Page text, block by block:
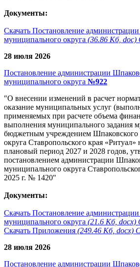
Документы:
Скачать Постановление
муниципального округа (36.86 Кб, doc)
28 июля 2026
Постановление администрации
муниципального округа №922
"О внесении изменений в расчет
оказание муниципальных услуг
применяемых при расчете объема
выполнения муниципального задания
бюджетным учреждением Шпаковского
округа Ставропольского края «Ритуал»
плановый период 2027 и 2028 годов,
постановлением администрации
муниципального округа
2025 г. № 1420"
Документы:
Скачать Постановление
муниципального округа (21.6 Кб, docx)
Скачать Приложения (249.46 Кб, docx)
28 июля 2026
Постановление администрации